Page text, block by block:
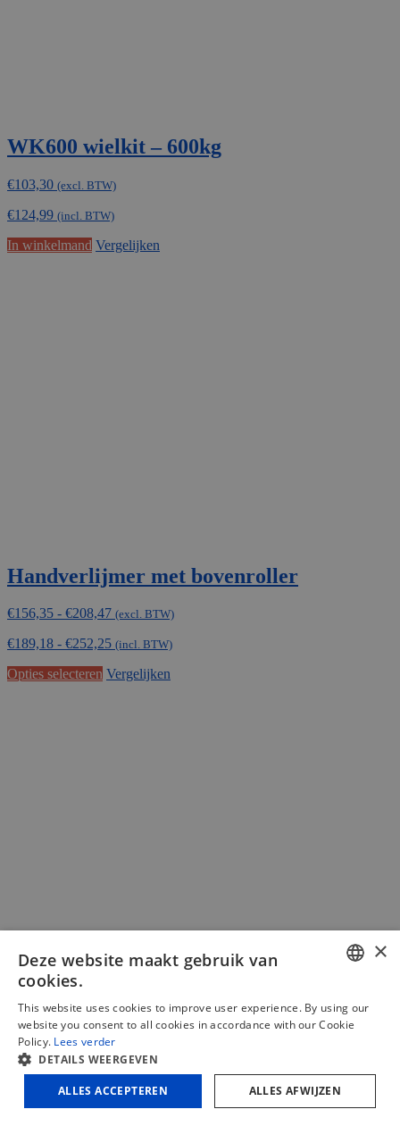
WK600 wielkit – 600kg
€103,30 (excl. BTW)
€124,99 (incl. BTW)
In winkelmand Vergelijken
Handverlijmer met bovenroller
€156,35 - €208,47Prijsklasse:
tot
(excl. BTW)
€189,18 - €252,25 (incl. BTW)
Opties selecteren Dit
Vergelijken
Kogelbed TT25/9
301,65 (excl. BTW)
365,00(incl. BTW)
FRENCH
×
Deze website maakt gebruik van
cookies.
This website uses cookies to improve user experience. By using our
website you consent to all cookies in accordance with our Cookie
Policy. Lees verder
DETAILS WEERGEVEN
ALLES ACCEPTEREN ALLES AFWIJZEN